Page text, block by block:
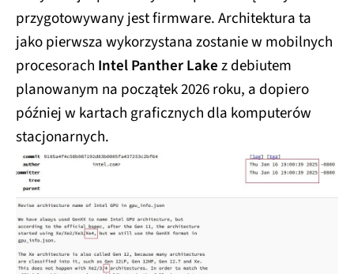
przygotowywany jest firmware. Architektura ta
jako pierwsza wykorzystana zostanie w mobilnych
procesorach Intel Panther Lakez debiutem
planowanym na początek 2026 roku, a dopiero
później w kartach graficznych dla komputerów
stacjonarnych.